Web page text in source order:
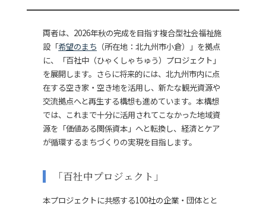
両者は、2026年秋の完成を目指す複合型社会福祉施
設「希望のまち （所在地：北九州市小倉）」を拠点
に、「百社中（ひゃくしゃちゅう）プロジェクト」
を展開します。さらに将来的には、北九州市内に点
在する空き家・空き地を活用し、新たな観光資源や
交流拠点へと再生する構想も進めています。本構想
では、これまで十分に活用されてこなかった地域資
源を「価値ある関係資本」へと転換し、経済とケア
が循環するまちづくりの実現を目指します。
「百社中プロジェクト」
本プロジェクトに共感する100社の企業・団体とと